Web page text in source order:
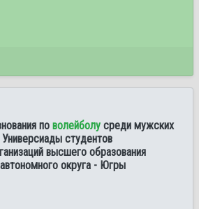
по волейболу среди мужских
студентов
высшего образования
округа - Югры